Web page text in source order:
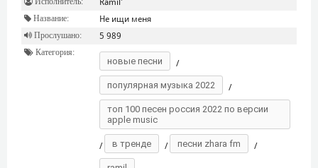
Ramil'
Название: Не ищи меня
Прослушано: 5 989
Категория:
новые песни /
популярная музыка 2022 /
топ 100 песен россия 2022 по версии
apple music
/ в тренде / песни zhara fm /